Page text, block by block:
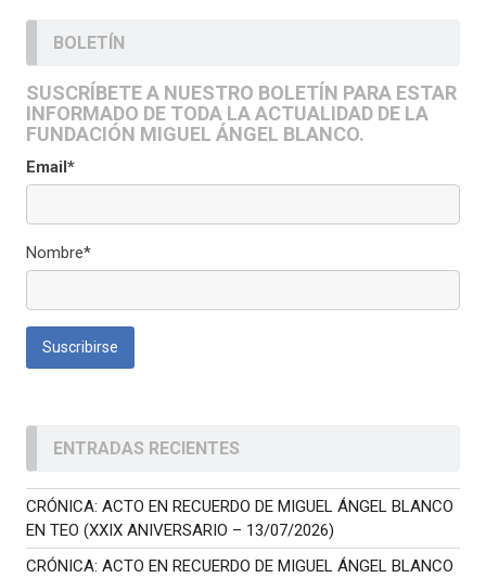
BOLETÍN
SUSCRÍBETE A NUESTRO BOLETÍN PARA ESTAR
INFORMADO DE TODA LA ACTUALIDAD DE LA
FUNDACIÓN MIGUEL ÁNGEL BLANCO.
Email*
Nombre*
ENTRADAS RECIENTES
CRÓNICA: ACTO EN RECUERDO DE MIGUEL ÁNGEL BLANCO
EN TEO (XXIX ANIVERSARIO – 13/07/2026)
CRÓNICA: ACTO EN RECUERDO DE MIGUEL ÁNGEL BLANCO